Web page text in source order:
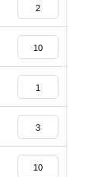
2
10
1
3
10